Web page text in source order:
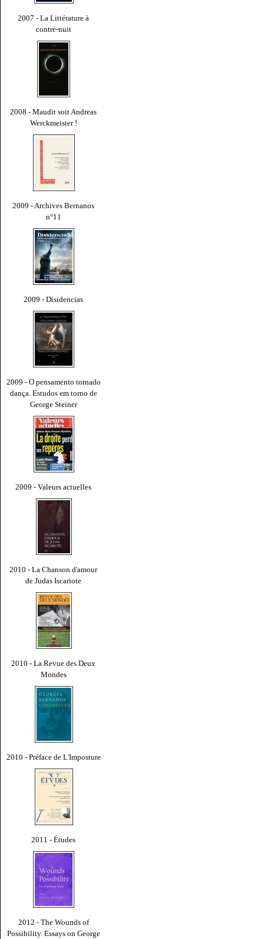
2007 - La Littérature à
contre-nuit
2008 - Maudit soit Andreas
Werckmeister !
2009 - Archives Bernanos
n°11
2009 - Disidencias
2009 - O pensamento tornado
dança. Estudos em torno de
George Steiner
2009 - Valeurs actuelles
2010 - La Chanson d'amour
de Judas Iscariote
2010 - La Revue des Deux
Mondes
2010 - Préface de L'Imposture
2011 - Études
2012 - The Wounds of
Possibility. Essays on George